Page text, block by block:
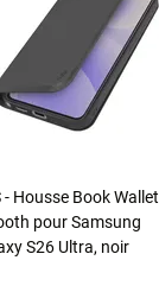
- Housse Book Wallet
pour Samsung
S26 Ultra, noir